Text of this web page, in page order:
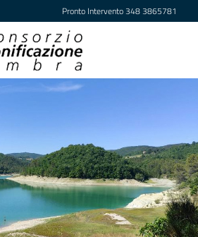
Pronto Intervento348 3865781